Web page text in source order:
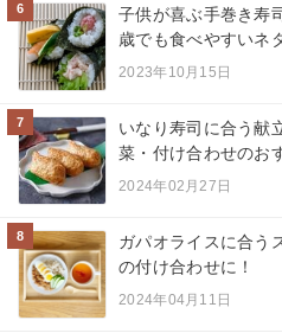
6
子供が喜ぶ手巻き寿
歳でも食べやすいネ
2023年10月15日
7
いなり寿司に合う献
菜・付け合わせのお
2024年02月27日
8
ガパオライスに合う
の付け合わせに！
2024年04月11日